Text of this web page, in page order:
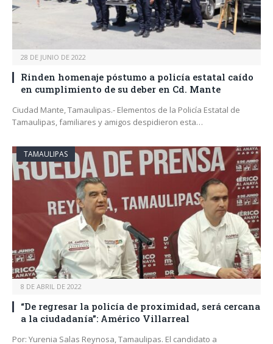
28 DE JUNIO DE 2022
Rinden homenaje póstumo a policía estatal caído
en cumplimiento de su deber en Cd. Mante
Ciudad Mante, Tamaulipas.- Elementos de la Policía Estatal de
Tamaulipas, familiares y amigos despidieron esta…
TAMAULIPAS
8 DE ABRIL DE 2022
“De regresar la policía de proximidad, será cercana
a la ciudadanía”: Américo Villarreal
Por: Yurenia Salas Reynosa, Tamaulipas. El candidato a